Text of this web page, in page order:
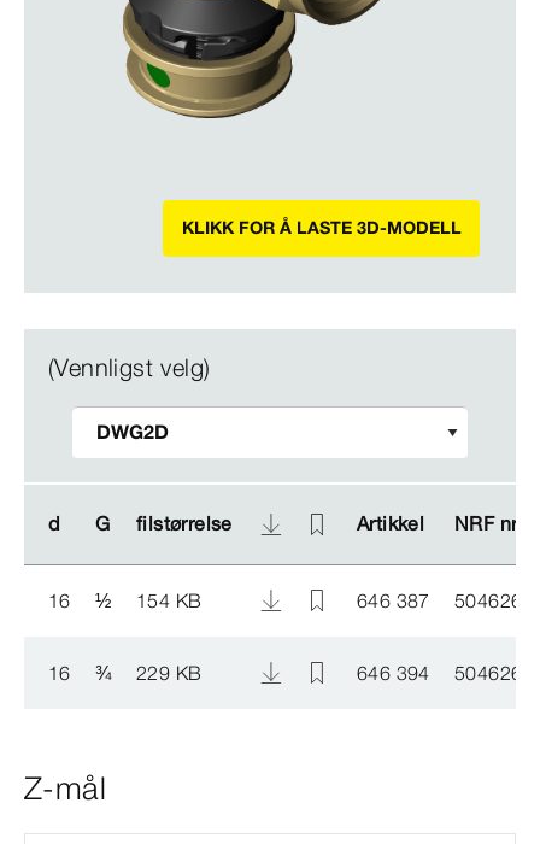
KLIKK FOR Å LASTE 3D-MODELL
(Vennligst velg)
d G filstørrelse Artikkel NRF nr.
d G filstørrelse Artikkel NRF nr.
16 ½ 154 KB 646 387 5046265
16 ¾ 229 KB 646 394 5046266
Z-mål